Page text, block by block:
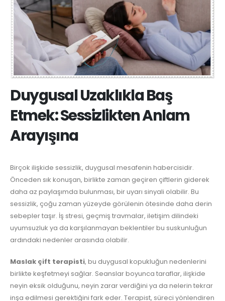
Duygusal Uzaklıkla Baş
Etmek: Sessizlikten Anlam
Arayışına
Birçok ilişkide sessizlik, duygusal mesafenin habercisidir.
Önceden sık konuşan, birlikte zaman geçiren çiftlerin giderek
daha az paylaşımda bulunması, bir uyarı sinyali olabilir. Bu
sessizlik, çoğu zaman yüzeyde görülenin ötesinde daha derin
sebepler taşır. İş stresi, geçmiş travmalar, iletişim dilindeki
uyumsuzluk ya da karşılanmayan beklentiler bu suskunluğun
ardındaki nedenler arasında olabilir.
Maslak çift terapisti, bu duygusal kopukluğun nedenlerini
birlikte keşfetmeyi sağlar. Seanslar boyunca taraflar, ilişkide
neyin eksik olduğunu, neyin zarar verdiğini ya da nelerin tekrar
inşa edilmesi gerektiğini fark eder. Terapist, süreci yönlendiren